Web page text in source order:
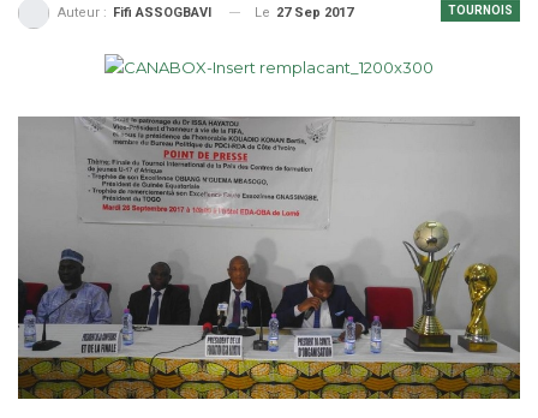
TOURNOIS
Auteur : Fifi ASSOGBAVI Le 27 Sep 2017